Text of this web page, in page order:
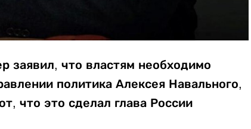
заявил, что властям необходимо
политика Алексея Навального,
что это сделал глава России